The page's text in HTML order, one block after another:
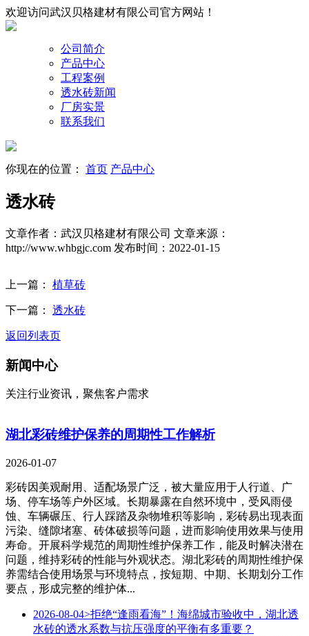
欢迎访问武汉贝格建材有限公司官方网站！
公司简介
产品中心
工程案例
透水砖新闻
厂房实景
联系我们
你现在的位置： 首页 产品中心
透水砖
文章作者：武汉贝格建材有限公司 文章来源：
http://www.whbgjc.com 发布时间：2022-01-15
上一篇： 植草砖
下一篇： 透水砖
返回列表页
新闻中心
关注行业资讯，聚焦客户需求
湖北彩砖维护保养的周期性工作解析
2026-01-07
彩砖因美观耐用、适配场景广泛，被大量应用于人行道、广
场、停车场等户外区域。长期暴露在自然环境中，受风雨侵
蚀、车辆碾压、行人踩踏及杂物堆积等影响，彩砖易出现表面
污染、缝隙堵塞、砖体破损等问题，进而影响使用效果与使用
寿命。开展科学规范的周期性维护保养工作，能及时解决潜在
问题，维持彩砖的性能与外观状态。湖北彩砖的周期性维护保
养需结合使用场景与环境特点，按短期、中期、长期划分工作
要点，形成完整的维护体...
2026-08-04>拒绝“逢雨看海”！海绵城市验收中，湖北透
水砖的透水系数与抗压强度的平衡有多重要？